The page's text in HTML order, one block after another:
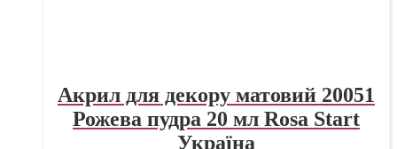
Акрил для декору матовий 20051
Рожева пудра 20 мл Rosa Start
Україна